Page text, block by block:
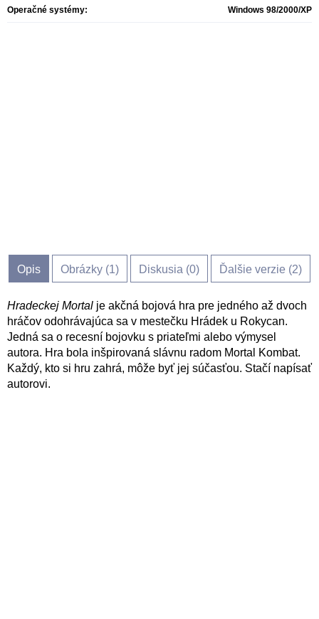
Operačné systémy: Windows 98/2000/XP
Opis Obrázky (1) Diskusia (0) Ďalšie verzie (2)
Hradeckej Mortal je akčná bojová hra pre jedného až dvoch
hráčov odohrávajúca sa v mestečku Hrádek u Rokycan.
Jedná sa o recesní bojovku s priateľmi alebo výmysel
autora. Hra bola inšpirovaná slávnu radom Mortal Kombat.
Každý, kto si hru zahrá, môže byť jej súčasťou. Stačí napísať
autorovi.